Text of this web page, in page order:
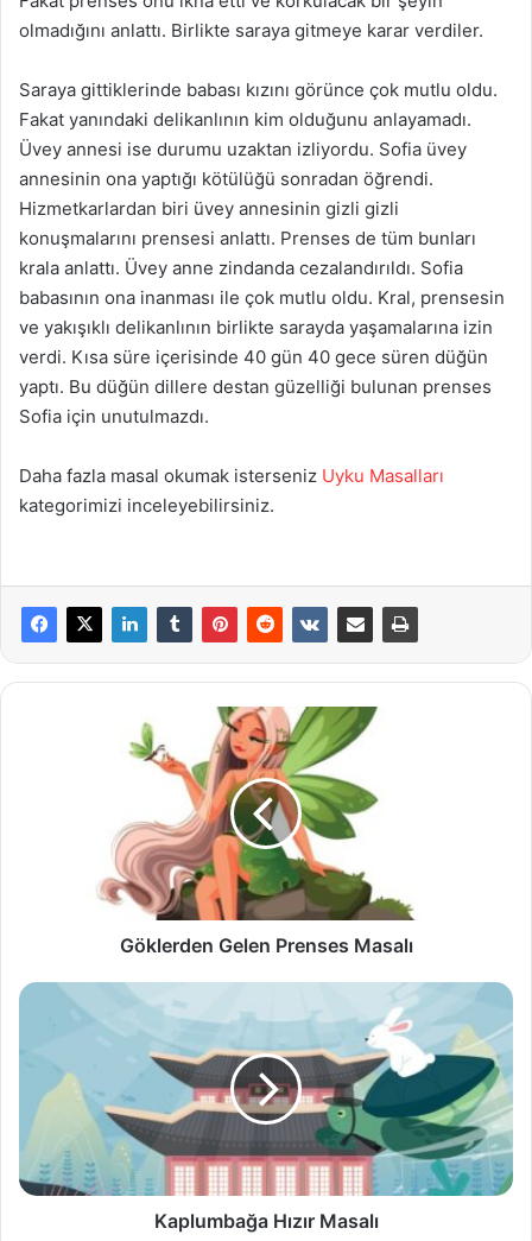
olmadığını anlattı. Birlikte saraya gitmeye karar verdiler.
Saraya gittiklerinde babası kızını görünce çok mutlu oldu.
Fakat yanındaki delikanlının kim olduğunu anlayamadı.
Üvey annesi ise durumu uzaktan izliyordu. Sofia üvey
annesinin ona yaptığı kötülüğü sonradan öğrendi.
Hizmetkarlardan biri üvey annesinin gizli gizli
konuşmalarını prensesi anlattı. Prenses de tüm bunları
krala anlattı. Üvey anne zindanda cezalandırıldı. Sofia
babasının ona inanması ile çok mutlu oldu. Kral, prensesin
ve yakışıklı delikanlının birlikte sarayda yaşamalarına izin
verdi. Kısa süre içerisinde 40 gün 40 gece süren düğün
yaptı. Bu düğün dillere destan güzelliği bulunan prenses
Sofia için unutulmazdı.
Daha fazla masal okumak isterseniz Uyku Masalları
kategorimizi inceleyebilirsiniz.
Göklerden Gelen Prenses Masalı
Kaplumbağa
Kaplumbağa Hızır Masalı